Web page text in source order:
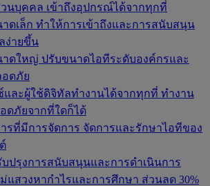
นบุคคล เข้าถึงอุปกรณ์ได้จากทุกที่
ดเล็ก ทำให้การเข้าถึงและการสนับสนุน
ง่ายขึ้น
าดใหญ่ ปรับขนาดไอทีระดับองค์กรและ
ดภัย
ละผู้ใช้ดิจิทัลทำงานได้จากทุกที่ ทำงาน
ดภัยจากที่ใดก็ได้
รที่มีการจัดการ จัดการและรักษาไอทีของ
บปรุงการสนับสนุนและการดำเนินการ
แสวงหากำไรและการศึกษา ส่วนลด 30%